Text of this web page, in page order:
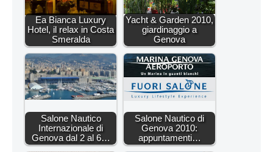
Ea Bianca Luxury
Hotel, il relax in Costa
Smeralda
Yacht & Garden 2010,
giardinaggio a
Genova
Salone Nautico
Internazionale di
Genova dal 2 al 6…
Salone Nautico di
Genova 2010:
appuntamenti…